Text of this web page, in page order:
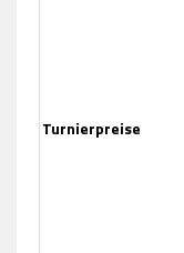
Turnierpreise